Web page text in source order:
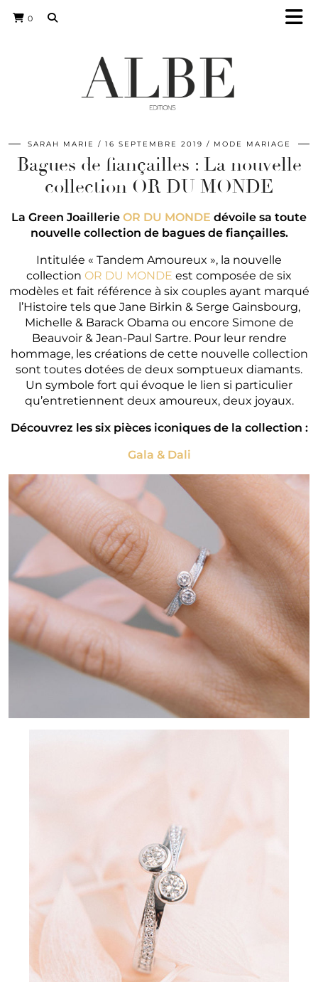
0
SARAH MARIE 16 SEPTEMBRE 2019 MODE MARIAGE
Bagues de fiançailles : La nouvelle
collection OR DU MONDE
La Green Joaillerie OR DU MONDE dévoile sa toute
nouvelle collection de bagues de fiançailles.
Intitulée « Tandem Amoureux », la nouvelle
collection OR DU MONDE est composée de six
modèles et fait référence à six couples ayant marqué
l’Histoire tels que Jane Birkin & Serge Gainsbourg,
Michelle & Barack Obama ou encore Simone de
Beauvoir & Jean-Paul Sartre. Pour leur rendre
hommage, les créations de cette nouvelle collection
sont toutes dotées de deux somptueux diamants.
Un symbole fort qui évoque le lien si particulier
qu’entretiennent deux amoureux, deux joyaux.
Découvrez les six pièces iconiques de la collection :
Gala & Dali